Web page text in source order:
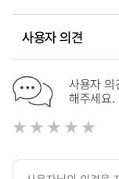
사용자 의견
사용자 의
해주세요.